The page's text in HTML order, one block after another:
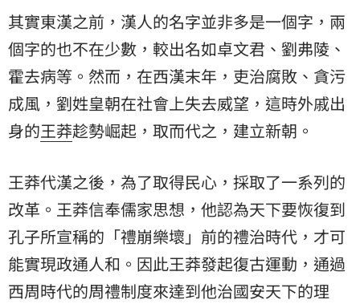
其實東漢之前，漢人的名字並非多是一個字，兩
個字的也不在少數，較出名如卓文君、劉弗陵、
霍去病等。然而，在西漢末年，吏治腐敗、貪污
成風，劉姓皇朝在社會上失去威望，這時外戚出
身的王莽趁勢崛起，取而代之，建立新朝。
王莽代漢之後，為了取得民心，採取了一系列的
改革。王莽信奉儒家思想，他認為天下要恢復到
孔子所宣稱的「禮崩樂壞」前的禮治時代，才可
能實現政通人和。因此王莽發起復古運動，通過
西周時代的周禮制度來達到他治國安天下的理